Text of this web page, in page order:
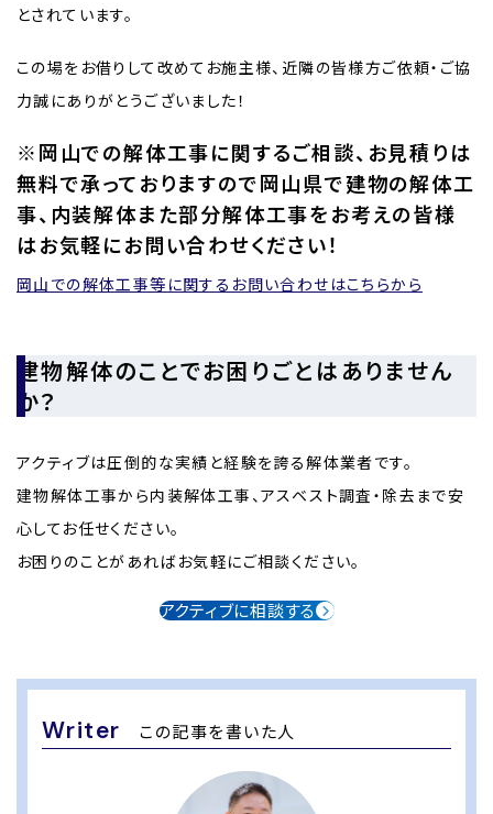
とされています。
この場をお借りして改めてお施主様、近隣の皆様方ご依頼・ご協
力誠にありがとうございました！
※岡山での解体工事に関するご相談、お見積りは
無料で承っておりますので岡山県で建物の解体工
事、内装解体また部分解体工事をお考えの皆様
はお気軽にお問い合わせください！
岡山での解体工事等に関するお問い合わせはこちらから
建物解体のことでお困りごとはありません
か？
アクティブは圧倒的な実績と経験を誇る解体業者です。
建物解体工事から内装解体工事、アスベスト調査・除去まで安
心してお任せください。
お困りのことがあればお気軽にご相談ください。
アクティブに相談する
Writer この記事を書いた人